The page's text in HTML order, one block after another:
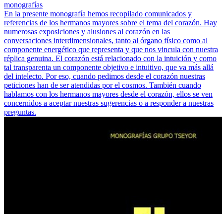
monografías
En la presente monografía hemos recopilado comunicados y
referencias de los hermanos mayores sobre el tema del corazón. Hay
numerosas exposiciones y alusiones al corazón en las
conversaciones interdimensionales, tanto al órgano físico como al
componente energético que representa y que nos vincula con nuestra
réplica genuina. El corazón está relacionado con la intuición y como
tal transparenta un componente objetivo e intuitivo, que va más allá
del intelecto. Por eso, cuando pedimos desde el corazón nuestras
peticiones han de ser atendidas por el cosmos. También cuando
hablamos con los hermanos mayores desde el corazón, ellos se ven
concernidos a aceptar nuestras sugerencias o a responder a nuestras
preguntas.